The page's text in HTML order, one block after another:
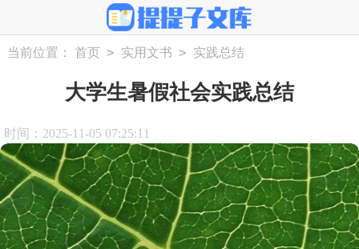
当前位置： 首页 > 实用文书 > 实践总结
大学生暑假社会实践总结
时间：2025-11-05 07:25:11